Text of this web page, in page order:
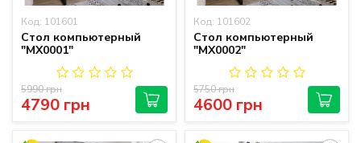
Код: 101601
Стол компьютерный
"MX0001"
4790 грн
5990 грн
Код: 101602
Стол компьютерный
"MX0002"
4600 грн
5750 грн